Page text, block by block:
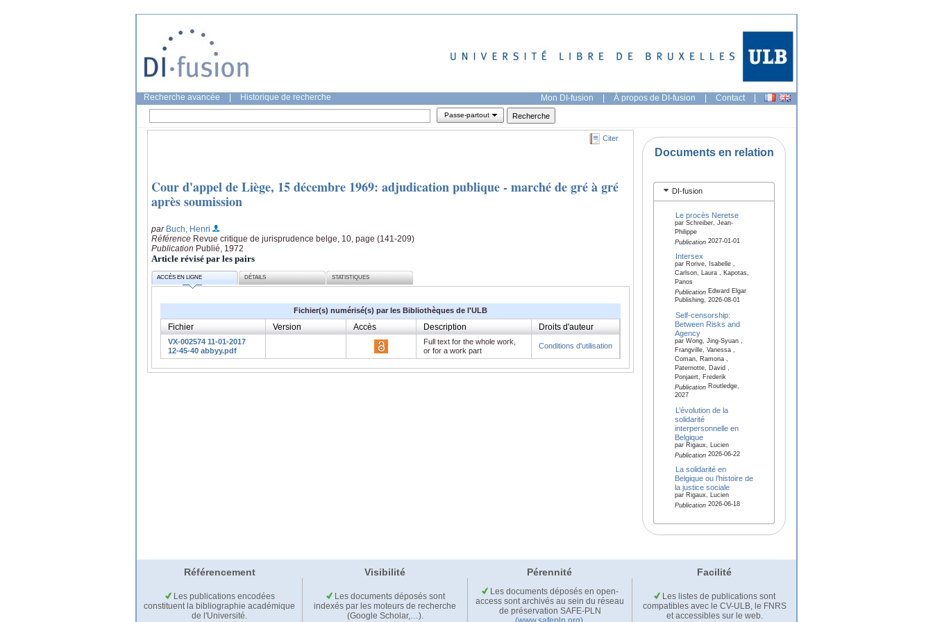
Recherche avancée Historique de recherche Mon DI-fusion | À propos de DI-fusion | Contact |
Passe-partout
Citer
Cour d'appel de Liège, 15 décembre 1969: adjudication publique - marché de gré à gré
après soumission
par Buch, Henri
Référence Revue critique de jurisprudence belge, 10, page (141-209)
Publication Publié, 1972
Article révisé par les pairs
ACCÈS EN LIGNE DÉTAILS STATISTIQUES
Fichier(s) numérisé(s) par les Bibliothèques de l'ULB
Fichier Version Accès Description Droits d'auteur
VX-002574 11-01-2017
12-45-40 abbyy.pdf
Full text for the whole work,
or for a work part
Conditions d'utilisation
Documents en relation
DI-fusion
Le procès Neretse
par Schreiber, Jean-
Philippe
Publication2027-01-01
Intersex
par Rorive, Isabelle ,
Carlson, Laura , Kapotas,
Panos
PublicationEdward Elgar
Publishing, 2026-08-01
Self-censorship:
Between Risks and
Agency
par Wong, Jing-Syuan ,
Frangville, Vanessa ,
Coman, Ramona ,
Paternotte, David ,
Ponjaert, Frederik
PublicationRoutledge,
2027
L’évolution de la
solidarité
interpersonnelle en
Belgique
par Rigaux, Lucien
Publication2026-06-22
La solidarité en
Belgique ou l’histoire de
la justice sociale
par Rigaux, Lucien
Publication2026-06-18
Référencement Visibilité Pérennité Facilité
Les publications encodées
constituent la bibliographie académique
de l'Université.
Les documents déposés sont
indexés par les moteurs de recherche
(Google Scholar,…).
Les documents déposés en open-
access sont archivés au sein du réseau
de préservation SAFE-PLN
Les listes de publications sont
compatibles avec le CV-ULB, le FNRS
et accessibles sur le web.